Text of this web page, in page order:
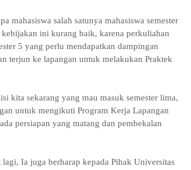
mahasiswa salah satunya mahasiswa semester
ini kurang baik, karena perkuliahan
5 yang perlu mendapatkan dampingan
terjun ke lapangan untuk melakukan Praktek
kita sekarang yang mau masuk semester lima,
untuk mengikuti Program Kerja Lapangan
persiapan yang matang dan pembekalan
Ia juga berharap kepada Pihak Universitas